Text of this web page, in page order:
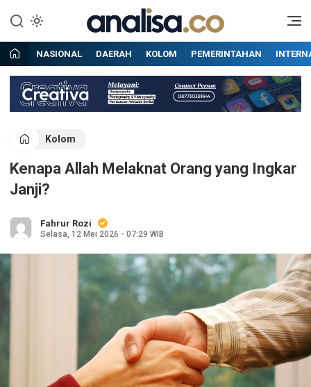
konten
Analisa
Situs berita online terpercaya
NASIONAL DAERAH KOLOM PEMERINTAHAN
Kolom
Kenapa Allah Melaknat Orang yang Ingkar
Janji?
Fahrur Rozi
Selasa, 12 Mei 2026 - 07:29 WIB